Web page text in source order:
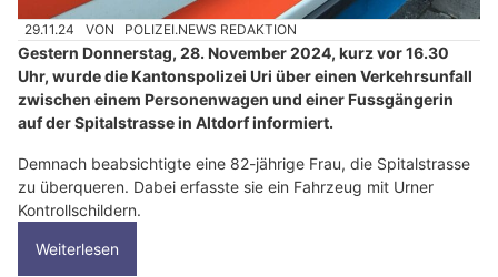
29.11.24 VON POLIZEI.NEWS REDAKTION
Gestern Donnerstag, 28. November 2024, kurz vor 16.30
Uhr, wurde die Kantonspolizei Uri über einen Verkehrsunfall
zwischen einem Personenwagen und einer Fussgängerin
auf der Spitalstrasse in Altdorf informiert.
Demnach beabsichtigte eine 82-jährige Frau, die Spitalstrasse
zu überqueren. Dabei erfasste sie ein Fahrzeug mit Urner
Kontrollschildern.
Weiterlesen